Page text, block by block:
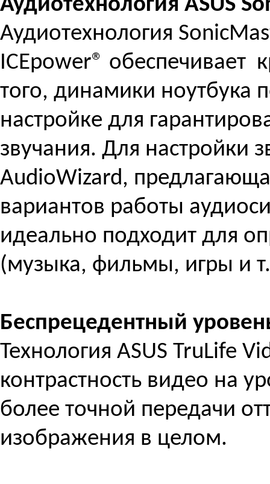
Аудиотехнология ASUS
Аудиотехнология
ICEpower® обеспечивает
того, динамики ноутбука
настройке для
звучания. Для настройки
AudioWizard,
вариантов работы
идеально подходит для
(музыка, фильмы, игры и
Беспрецедентный
Технология ASUS TruLife
контрастность видео на
более точной передачи
изображения в целом.